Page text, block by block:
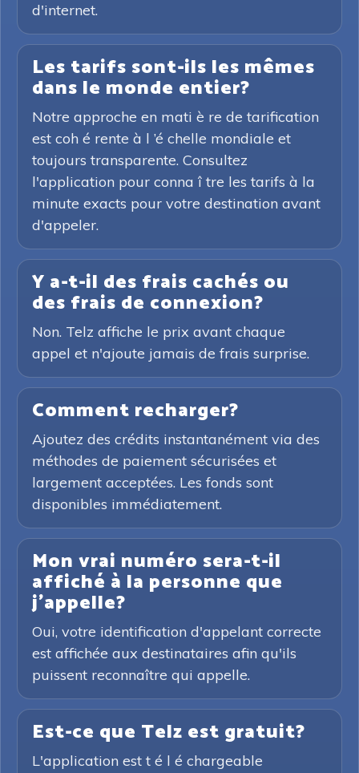
d'internet.
Les tarifs sont-ils les mêmes
dans le monde entier?
Notre approche en mati è re de tarification
est coh é rente à l ’é chelle mondiale et
toujours transparente. Consultez
l'application pour conna î tre les tarifs à la
minute exacts pour votre destination avant
d'appeler.
Y a-t-il des frais cachés ou
des frais de connexion?
Non. Telz affiche le prix avant chaque
appel et n'ajoute jamais de frais surprise.
Comment recharger?
Ajoutez des crédits instantanément via des
méthodes de paiement sécurisées et
largement acceptées. Les fonds sont
disponibles immédiatement.
Mon vrai numéro sera-t-il
affiché à la personne que
j'appelle?
Oui, votre identification d'appelant correcte
est affichée aux destinataires afin qu'ils
puissent reconnaître qui appelle.
Est-ce que Telz est gratuit?
L'application est t é l é chargeable